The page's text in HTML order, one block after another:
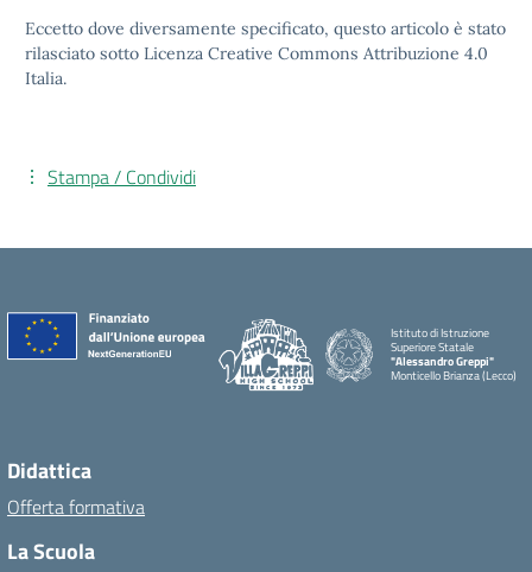
Eccetto dove diversamente specificato, questo articolo è stato
rilasciato sotto Licenza Creative Commons Attribuzione 4.0
Italia.
Stampa / Condividi
Istituto di Istruzione
Superiore Statale
"Alessandro Greppi"
Monticello Brianza (Lecco)
Didattica
Offerta formativa
La Scuola